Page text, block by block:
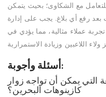
مع الشكاوى؛ بحيث يتمكن
بعد رفع أي بلاغ. يجب على إدارة
عملاء مثالية، مما يؤدي في
أسئلة وأجوبة:
التي يمكن أن تواجه زوار
كازينوهات البحرين؟